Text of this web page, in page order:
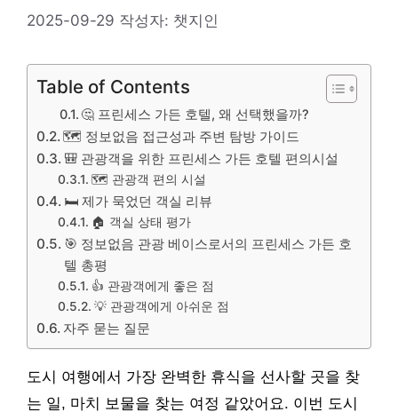
2025-09-29 작성자: 챗지인
Table of Contents
🤔 프린세스 가든 호텔, 왜 선택했을까?
🗺️ 정보없음 접근성과 주변 탐방 가이드
🎒 관광객을 위한 프린세스 가든 호텔 편의시설
🗺️ 관광객 편의 시설
🛏️ 제가 묵었던 객실 리뷰
🏠 객실 상태 평가
🎯 정보없음 관광 베이스로서의 프린세스 가든 호
텔 총평
👍 관광객에게 좋은 점
💡 관광객에게 아쉬운 점
자주 묻는 질문
도시 여행에서 가장 완벽한 휴식을 선사할 곳을 찾
는 일, 마치 보물을 찾는 여정 같았어요. 이번 도시